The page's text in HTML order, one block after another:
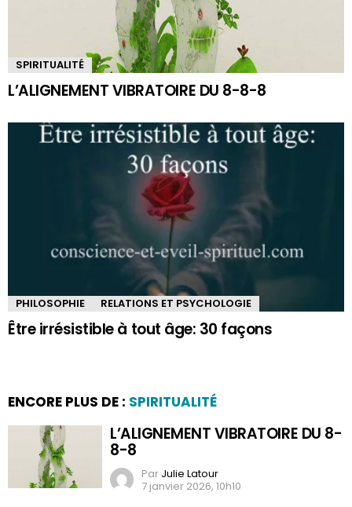
SPIRITUALITÉ
L’ALIGNEMENT VIBRATOIRE DU 8-8-8
PHILOSOPHIE RELATIONS ET PSYCHOLOGIE
Être irrésistible à tout âge: 30 façons
ENCORE PLUS DE : SPIRITUALITÉ
L’ALIGNEMENT VIBRATOIRE DU 8-
8-8
Par Julie Latour
7 janvier 2026, 10h10